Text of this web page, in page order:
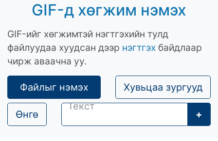
GIF-д хөгжим нэмэх
GIF-ийг хөгжимтэй нэгтгэхийн тулд
файлуудаа хуудсан дээр нэгтгэх байдлаар
чирж аваачна уу.
Файлыг нэмэх Хувьцаа зургууд
Өнгө +